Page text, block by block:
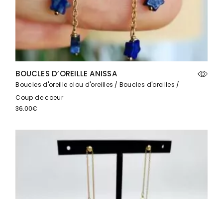
BOUCLES D’OREILLE ANISSA
Boucles d'oreille clou d'oreilles
Boucles d'oreilles
Coup de coeur
36.00€